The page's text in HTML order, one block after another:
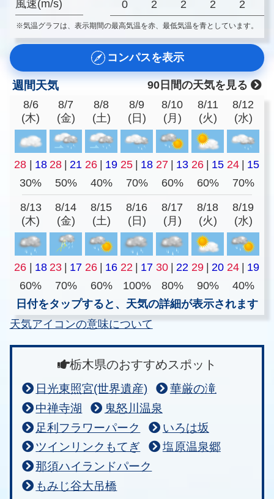
風速(m/s) 0 2 2 2 2
※気温グラフは、表示期間の最高気温を赤、最低気温を青としています。
コンパスを表示
週間天気
90日間の天気を見る
8/6
(木)
8/7
(金)
8/8
(土)
8/9
(日)
8/10
(月)
8/11
(火)
8/12
(水)
28 | 18 28 | 21 26 | 19 25 | 18 27 | 13 26 | 15 24 | 15
30%
50% 40% 70% 60% 60% 70%
8/13
(木)
8/14
(金)
8/15
(土)
8/16
(日)
8/17
(月)
8/18
(火)
8/19
(水)
26 | 18 23 | 17 26 | 16 22 | 17 30 | 22 29 | 20 24 | 19
60%
70% 60% 100% 80% 90%
40%
日付をタップすると、天気の詳細が表示されます
天気アイコンの意味について
栃木県のおすすめスポット
日光東照宮(世界遺産)
華厳の滝
中禅寺湖
鬼怒川温泉
足利フラワーパーク
いろは坂
ツインリンクもてぎ
塩原温泉郷
那須ハイランドパーク
もみじ谷大吊橋